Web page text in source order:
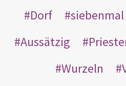
Dorf
siebenmal
Aussätzig
Wurzeln